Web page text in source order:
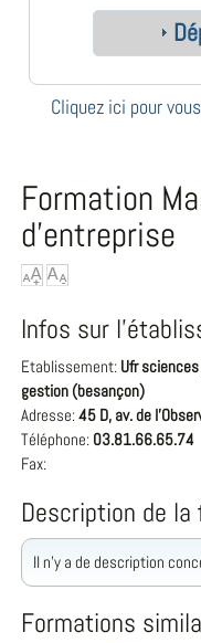
Cliquez ici pour
Formation
d'entreprise
Infos sur
Etablissement: Ufr
gestion (besançon)
Adresse:45 D, av. de
Téléphone: 03.81.66.65.74
Fax:
Description de la
Il n'y a de description
Formations